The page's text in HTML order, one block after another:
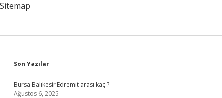
Sitemap
Sidebar
Son Yazılar
Bursa Balıkesir Edremit arası kaç ?
Ağustos 6, 2026